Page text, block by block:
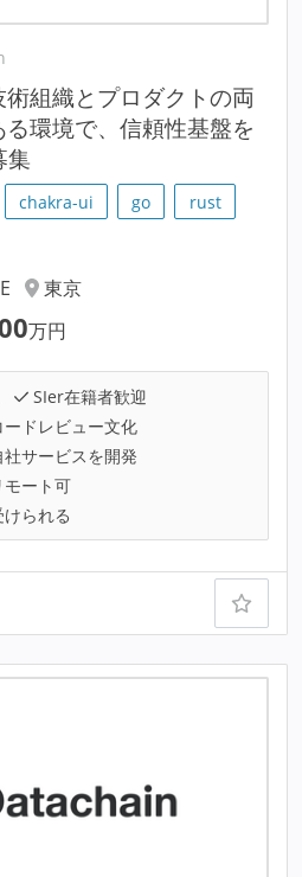
術組織とプロダクトの両
環境で、信頼性基盤を
集
chakra-ui go
rust
東京
万円
SIer在籍者歓迎
ードレビュー文化
社サービスを開発
モート可
られる